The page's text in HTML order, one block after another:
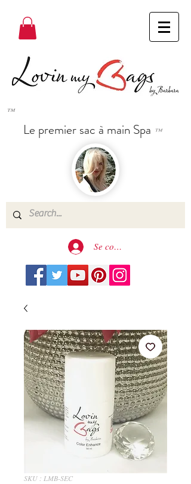
™
Le premier sac à main Spa ™
Se connecter
SKU : LMB-SEC